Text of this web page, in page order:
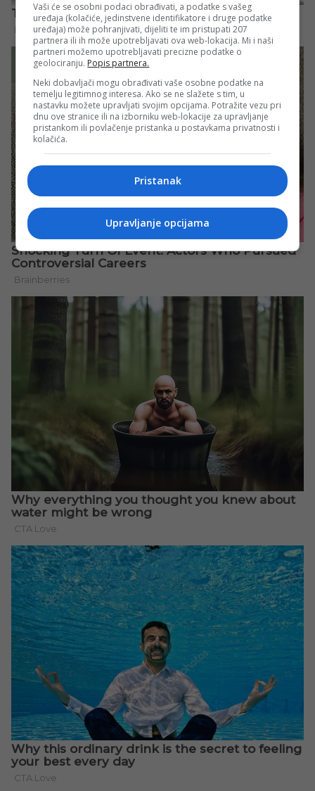
Vaši će se osobni podaci obrađivati, a podatke s vašeg
uređaja (kolačiće, jedinstvene identifikatore i druge podatke
uređaja) može pohranjivati, dijeliti te im pristupati 207
partnera ili ih može upotrebljavati ova web-lokacija. Mi i naši
partneri možemo upotrebljavati precizne podatke o
geolociranju. Popis partnera.
Neki dobavljači mogu obrađivati vaše osobne podatke na
temelju legitimnog interesa. Ako se ne slažete s tim, u
nastavku možete upravljati svojim opcijama. Potražite vezu pri
dnu ove stranice ili na izborniku web-lokacije za upravljanje
pristankom ili povlačenje pristanka u postavkama privatnosti i
kolačića.
Pristanak
Upravljanje opcijama